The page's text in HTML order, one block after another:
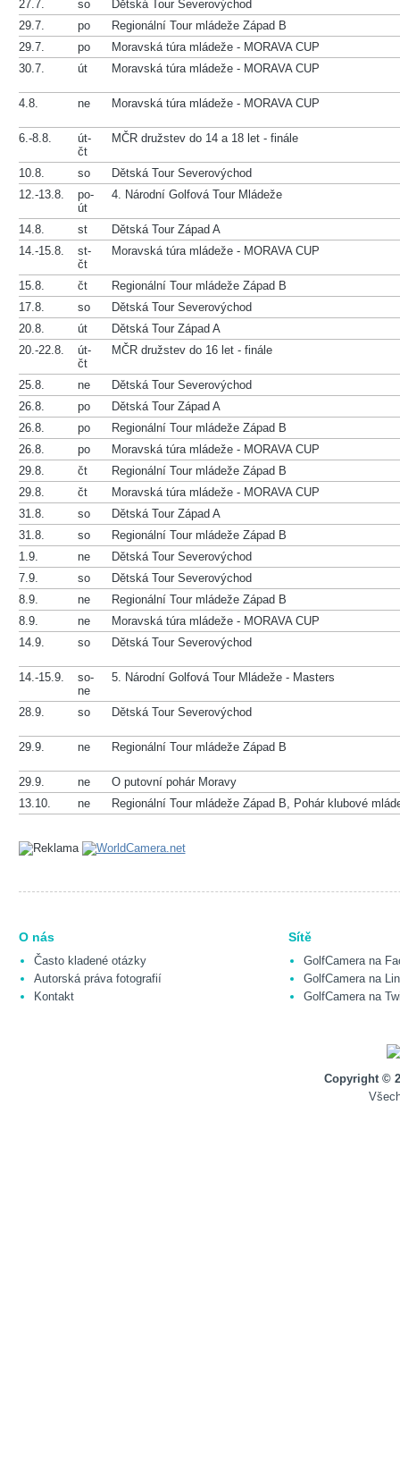
27.7.
so
Dětská Tour Severovýchod
29.7.
po
Regionální Tour mládeže Západ B
29.7.
po
Moravská túra mládeže - MORAVA CUP
30.7.
út Moravská túra mládeže - MORAVA CUP
4.8. ne Moravská túra mládeže - MORAVA CUP
6.-8.8.
út-
čt
MČR družstev do 14 a 18 let - finále
10.8. so
Dětská Tour Severovýchod
12.-13.8.
po-
út
4. Národní Golfová Tour Mládeže
14.8. st
Dětská Tour Západ A
14.-15.8.
st-
čt
Moravská túra mládeže - MORAVA CUP
15.8. čt
Regionální Tour mládeže Západ B
17.8.
so
Dětská Tour Severovýchod
20.8.
út
Dětská Tour Západ A
20.-22.8.
út-
čt
MČR družstev do 16 let - finále
25.8. ne
Dětská Tour Severovýchod
26.8.
po
Dětská Tour Západ A
26.8.
po
Regionální Tour mládeže Západ B
26.8.
po
Moravská túra mládeže - MORAVA CUP
29.8.
čt
Regionální Tour mládeže Západ B
29.8.
čt
Moravská túra mládeže - MORAVA CUP
31.8.
so
Dětská Tour Západ A
31.8.
so
Regionální Tour mládeže Západ B
1.9.
ne
Dětská Tour Severovýchod
7.9.
so
Dětská Tour Severovýchod
8.9.
ne
Regionální Tour mládeže Západ B
8.9.
ne
Moravská túra mládeže - MORAVA CUP
14.9.
so Dětská Tour Severovýchod
14.-15.9.
so-
ne
5. Národní Golfová Tour Mládeže - Masters
28.9. so Dětská Tour Severovýchod
29.9. ne Regionální Tour mládeže Západ B
29.9. ne
O putovní pohár Moravy
13.10.
ne Regionální Tour mládeže Západ B, Pohár klubové
O nás
Často kladené otázky
Autorská práva fotografií
Kontakt
Sítě
GolfCamera na
GolfCamera na
GolfCamera na
Copyright ©